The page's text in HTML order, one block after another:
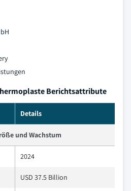
Berichtsattribute
Details
und Wachstum
2024
USD 37.5 Billion